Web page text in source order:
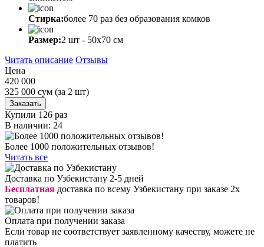
Стирка:более 70 раз без образования комков
Размер:2 шт - 50х70 см
Читать описание Отзывы
Цена
420 000
325 000 сум (за 2 шт)
Заказать
Купили 126 раз
В наличии: 24
Более 1000 положительных отзывов!
Читать все
Доставка по Узбекистану 2-5 дней
Бесплатная доставка по всему Узбекистану при заказе 2х
товаров!
Оплата при получении заказа
Если товар не соответствует заявленному качеству, можете не
платить